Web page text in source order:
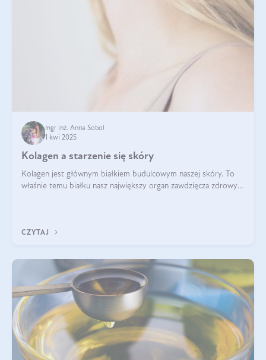
mgr inż. Anna Sobol
1 kwi 2025
Kolagen a starzenie się skóry
Kolagen jest głównym białkiem budulcowym naszej skóry. To
właśnie temu białku nasz największy organ zawdzięcza zdrowy
CZYTAJ